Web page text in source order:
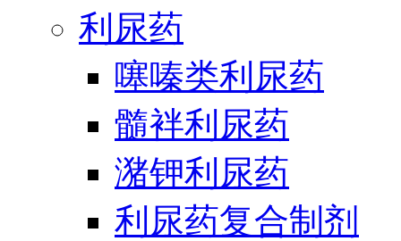
利尿药
噻嗪类利尿药
髓袢利尿药
潴钾利尿药
利尿药复合制剂